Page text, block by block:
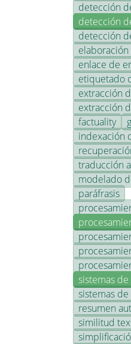
detección
detección
detección
enlace de
etiquetado
extracción
extracción
factuality
indexación
traducción
modelado
paráfrasis
sistemas
sistemas
resumen
similitud